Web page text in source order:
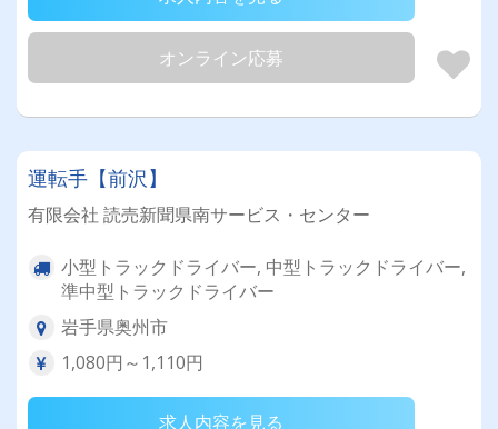
オンライン応募
運転手【前沢】
有限会社 読売新聞県南サービス・センター
小型トラックドライバー, 中型トラックドライバー,
準中型トラックドライバー
岩手県奥州市
1,080円～1,110円
求人内容を見る